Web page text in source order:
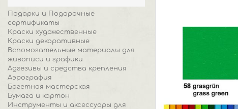
Подарки и Подарочные
сертификаты
Краски художественные
Краски декоративные
Вспомогательные материалы для
живописи и графики
Адгезивы и средства крепления
Аэрография
Багетная мастерская
Бумага и картон
Инструменты и аксессуары для